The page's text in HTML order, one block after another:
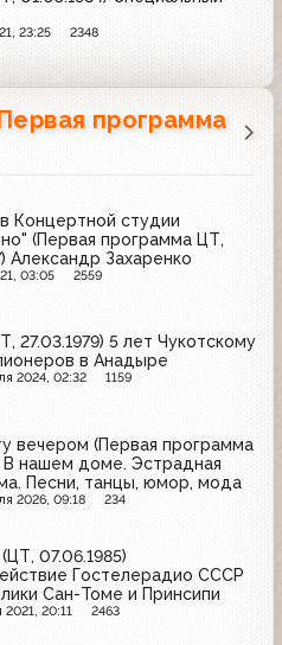
23:25 2348
программа
Концертной студии
(Первая программа ЦТ,
Александр Захаренко
03:05 2559
27.03.1979) 5 лет Чукотскому
в Анадыре
2024, 02:32 1159
вечером (Первая программа
В нашем доме. Эстрадная
Песни, танцы, юмор, мода
2026, 09:18 234
07.06.1985)
Гостелерадио СССР
Сан-Томе и Принсипи
2021, 20:11 2463